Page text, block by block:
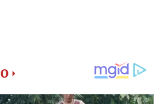
Ô tô - Xe máy